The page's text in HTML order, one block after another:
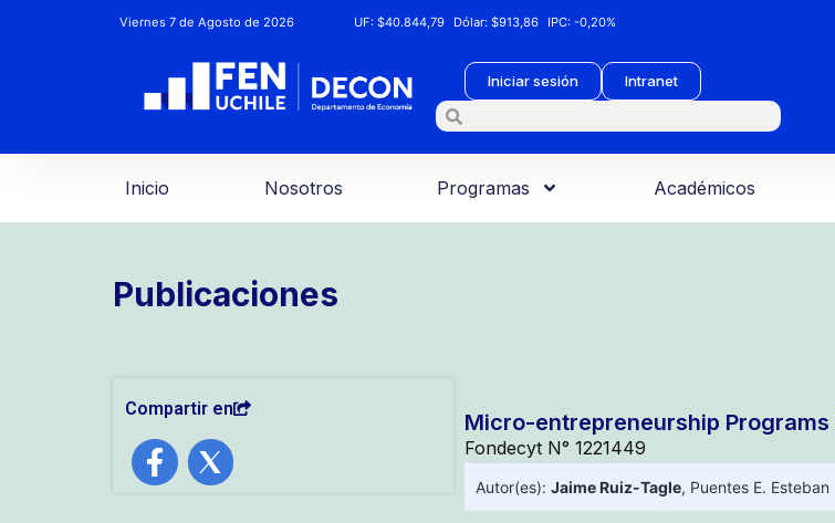
Viernes 7 de Agosto de 2026 UF:$40.844,79 Dólar:$913,86 IPC:-0,20%
Iniciar sesión Intranet
Inicio Nosotros Programas Académicos
Publicaciones
Compartir en
Micro-entrepreneurship
Fondecyt N° 1221449
Autor(es): Jaime Ruiz-Tagle, Puentes E. Esteban